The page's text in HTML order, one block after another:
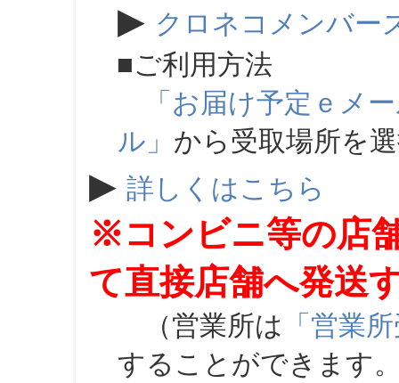
▶ クロネコメンバー
■ご利用方法
「お届け予定ｅメ
ル」 から受取場所を
▶ 詳しくはこちら
※コンビニ等の店
て直接店舗へ発送
（営業所は 「営業
することができます